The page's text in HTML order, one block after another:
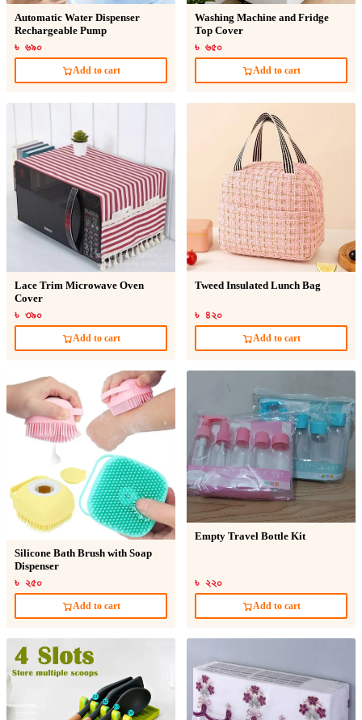
Automatic Water Dispenser
Rechargeable Pump
৳ ৬৯০
Add to cart
Washing Machine and Fridge
Top Cover
৳ ৬৫০
Add to cart
Lace Trim Microwave Oven
Cover
৳ ৩৯০
Add to cart
Tweed Insulated Lunch Bag
৳ ৪২০
Add to cart
Silicone Bath Brush with Soap
Dispenser
৳ ২৫০
Add to cart
Empty Travel Bottle Kit
৳ ২২০
Add to cart